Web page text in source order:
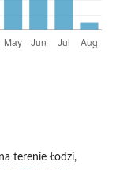
terenie Łodzi,